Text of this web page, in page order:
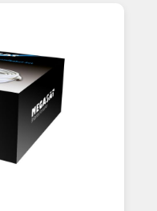
Meterware
110 dB
7,0 mm
CCS Aluminiumfolie:
al Impedanz: 75 Ω
Meteraufdruck
Farbe: weiß
800 MHz: 20 dB